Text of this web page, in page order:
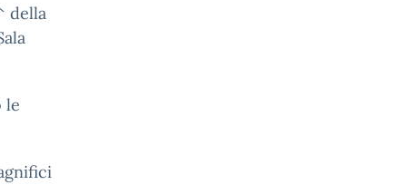
della
le